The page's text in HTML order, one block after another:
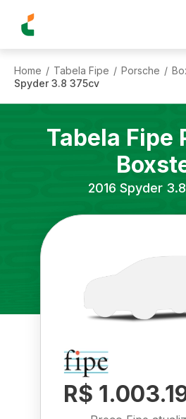
Home / Tabela Fipe / Porsche /
Spyder 3.8 375cv
Tabela Fipe
2016 Spyder
R$